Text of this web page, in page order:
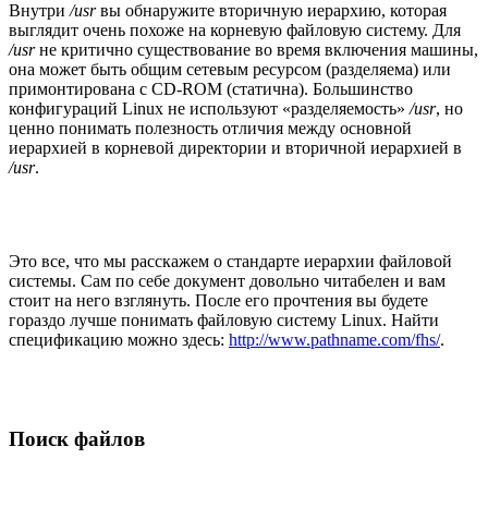
Внутри /usrвы обнаружите вторичную иерархию, которая
выглядит очень похоже на корневую файловую систему. Для
/usrне критично существование во время включения машины,
она может быть общим сетевым ресурсом (разделяема) или
примонтирована с CD-ROM (статична). Большинство
конфигураций Linux не используют «разделяемость» /usr, но
ценно понимать полезность отличия между основной
иерархией в корневой директории и вторичной иерархией в
/usr.
Это все, что мы расскажем о стандарте иерархии файловой
системы. Сам по себе документ довольно читабелен и вам
стоит на него взглянуть. После его прочтения вы будете
гораздо лучше понимать файловую систему Linux. Найти
спецификацию можно здесь: http://www.pathname.com/fhs/.
Поиск файлов